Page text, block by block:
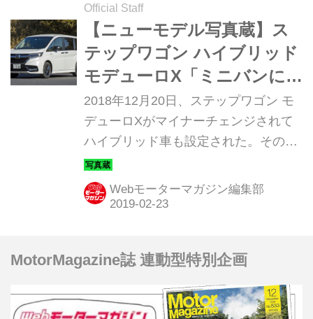
Official Staff
【ニューモデル写真蔵】ス
テップワゴン ハイブリッド
モデューロX「ミニバンに
もスポーティでしなやかな
走りを！」
2018年12月20日、ステップワゴン モ
デューロXがマイナーチェンジされて
ハイブリッド車も設定された。そのデ
ィテールを紹介していこう。（写真：
森 浩輔）
Webモーターマガジン編集部
MotorMagazine誌 連動型特別企画